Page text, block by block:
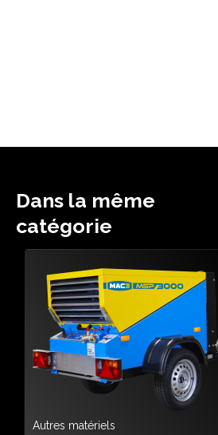
Dans la même
catégorie
Autres matériels